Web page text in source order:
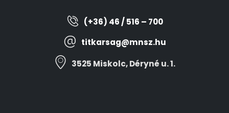
(+36) 46 / 516 – 700
titkarsag@mnsz.hu
3525 Miskolc, Déryné u. 1.